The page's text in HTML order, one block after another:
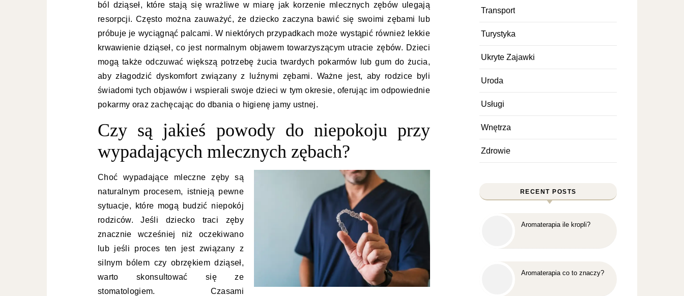
ból dziąseł, które stają się wrażliwe w miarę jak korzenie mlecznych zębów ulegają
resorpcji. Często można zauważyć, że dziecko zaczyna bawić się swoimi zębami lub
próbuje je wyciągnąć palcami. W niektórych przypadkach może wystąpić również lekkie
krwawienie dziąseł, co jest normalnym objawem towarzyszącym utracie zębów. Dzieci
mogą także odczuwać większą potrzebę żucia twardych pokarmów lub gum do żucia,
aby złagodzić dyskomfort związany z luźnymi zębami. Ważne jest, aby rodzice byli
świadomi tych objawów i wspierali swoje dzieci w tym okresie, oferując im odpowiednie
pokarmy oraz zachęcając do dbania o higienę jamy ustnej.
Czy są jakieś powody do niepokoju przy
wypadających mlecznych zębach?
Choć wypadające mleczne zęby są
naturalnym procesem, istnieją pewne
sytuacje, które mogą budzić niepokój
rodziców. Jeśli dziecko traci zęby
znacznie wcześniej niż oczekiwano
lub jeśli proces ten jest związany z
silnym bólem czy obrzękiem dziąseł,
warto skonsultować się ze
stomatologiem. Czasami
Transport
Turystyka
Ukryte Zajawki
Uroda
Usługi
Wnętrza
Zdrowie
RECENT POSTS
Aromaterapia ile kropli?
Aromaterapia co to znaczy?